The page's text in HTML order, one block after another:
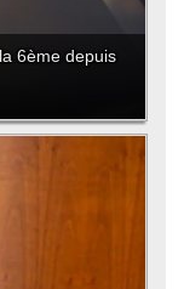
6ème depuis